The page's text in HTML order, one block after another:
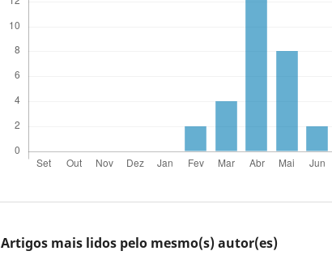
Artigos mais lidos pelo mesmo(s) autor(es)